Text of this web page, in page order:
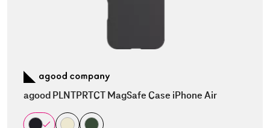
agood PLNTPRTCT MagSafe Case iPhone Air